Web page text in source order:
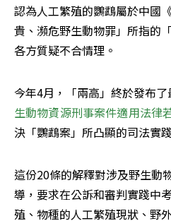
認為人工繁殖的鸚鵡屬於中國
貴、瀕危野生動物罪」所指的
各方質疑不合情理。
今年4月，「兩高」終於發布了
生動物資源刑事案件適用法律
決「鸚鵡案」所凸顯的司法實
這份20條的解釋對涉及野生動
導，要求在公訴和審判實踐中
殖、物種的人工繁殖現狀、野